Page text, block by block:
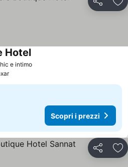
Condividi
e intimo
Hotel
Scopri i prezzi
Condividi